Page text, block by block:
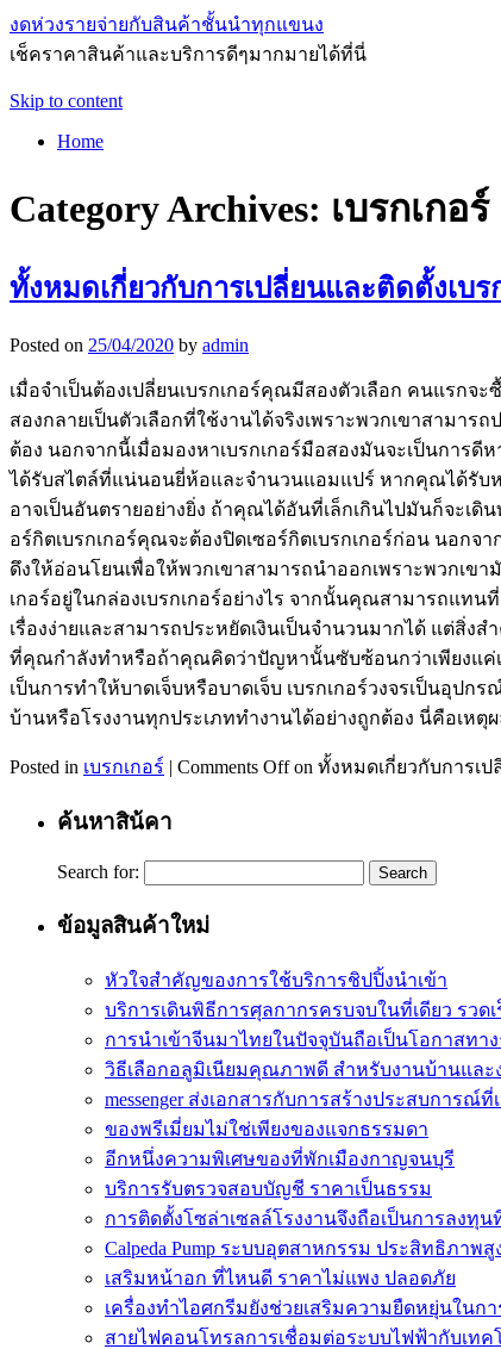
งดห่วงรายจ่ายกับสินค้าชั้นนำทุกแขนง
เช็คราคาสินค้าและบริการดีๆมากมายได้ที่นี่
Skip to content
Home
Category Archives: เบรกเกอร์
ทั้งหมดเกี่ยวกับการเปลี่ยนและติดตั้งเบร
Posted on 25/04/2020 by admin
เมื่อจำเป็นต้องเปลี่ยนเบรกเกอร์คุณมีสองตัวเลือก คนแรก
สองกลายเป็นตัวเลือกที่ใช้งานได้จริงเพราะพวกเขาสามา
ต้อง นอกจากนี้เมื่อมองหาเบรกเกอร์มือสองมันจะเป็นการ
ได้รับสไตล์ที่แน่นอนยี่ห้อและจำนวนแอมแปร์ หากคุณได้รับห
อาจเป็นอันตรายอย่างยิ่ง ถ้าคุณได้อันที่เล็กเกินไปมันก็จะเ
อร์กิตเบรกเกอร์คุณจะต้องปิดเซอร์กิตเบรกเกอร์ก่อน นอกจ
ดึงให้อ่อนโยนเพื่อให้พวกเขาสามารถนำออกเพราะพวกเ
เกอร์อยู่ในกล่องเบรกเกอร์อย่างไร จากนั้นคุณสามารถแท
เรื่องง่ายและสามารถประหยัดเงินเป็นจำนวนมากได้ แต่สิ่
ที่คุณกำลังทำหรือถ้าคุณคิดว่าปัญหานั้นซับซ้อนกว่าเพียงแค่เ
เป็นการทำให้บาดเจ็บหรือบาดเจ็บ เบรกเกอร์วงจรเป็นอุ
บ้านหรือโรงงานทุกประเภททำงานได้อย่างถูกต้อง นี่คือเหตุ
Posted in เบรกเกอร์ | Comments Offon ทั้งหมดเกี่ยวกับการเป
ค้นหาสิน้คา
Search for:
ข้อมูลสินค้าใหม่
หัวใจสำคัญของการใช้บริการชิปปิ้งนำเข้า
บริการเดินพิธีการศุลกากรครบจบในที่เดียว รวดเ
การนำเข้าจีนมาไทยในปัจจุบันถือเป็นโอกาสทา
วิธีเลือกอลูมิเนียมคุณภาพดี สำหรับงานบ้านและ
messenger ส่งเอกสารกับการสร้างประสบการณ์
ของพรีเมี่ยมไม่ใช่เพียงของแจกธรรมดา
อีกหนึ่งความพิเศษของที่พักเมืองกาญจนบุรี
บริการรับตรวจสอบบัญชี ราคาเป็นธรรม
การติดตั้งโซล่าเซลล์โรงงานจึงถือเป็นการลงทุ
Calpeda Pump ระบบอุตสาหกรรม ประสิทธิภาพ
เสริมหน้าอก ที่ไหนดี ราคาไม่แพง ปลอดภัย
เครื่องทำไอศกรีมยังช่วยเสริมความยืดหยุ่นในกา
สายไฟคอนโทรลการเชื่อมต่อระบบไฟฟ้ากับเท